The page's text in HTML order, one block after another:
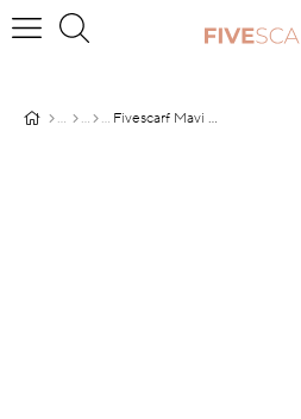
Fivescarf Mavi Ortanca Comfort Line Şal